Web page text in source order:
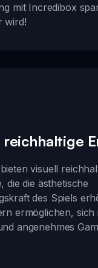
mit Incredibox
wird!
reichhaltige
visuell
die die ästhetische
des Spiels
ermöglichen, sich
angenehmes